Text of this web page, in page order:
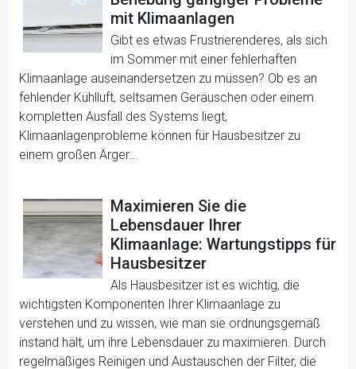
mit Klimaanlagen
Gibt es etwas Frustrierenderes, als sich
im Sommer mit einer fehlerhaften
Klimaanlage auseinandersetzen zu müssen? Ob es an
fehlender Kühlluft, seltsamen Geräuschen oder einem
kompletten Ausfall des Systems liegt,
Klimaanlagenprobleme können für Hausbesitzer zu
einem großen Ärger...
Maximieren Sie die
Lebensdauer Ihrer
Klimaanlage: Wartungstipps für
Hausbesitzer
Als Hausbesitzer ist es wichtig, die
wichtigsten Komponenten Ihrer Klimaanlage zu
verstehen und zu wissen, wie man sie ordnungsgemäß
instand hält, um ihre Lebensdauer zu maximieren. Durch
regelmäßiges Reinigen und Austauschen der Filter, die